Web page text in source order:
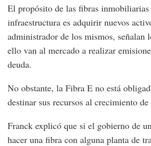
El propósito de las fibras
infraestructura es adquirir nuevos
administrador de los mismos, señalan
ello van al mercado a realizar
deuda.
No obstante, la Fibra E no está
destinar sus recursos al crecimiento
Franck explicó que si el gobierno de
hacer una fibra con alguna planta de